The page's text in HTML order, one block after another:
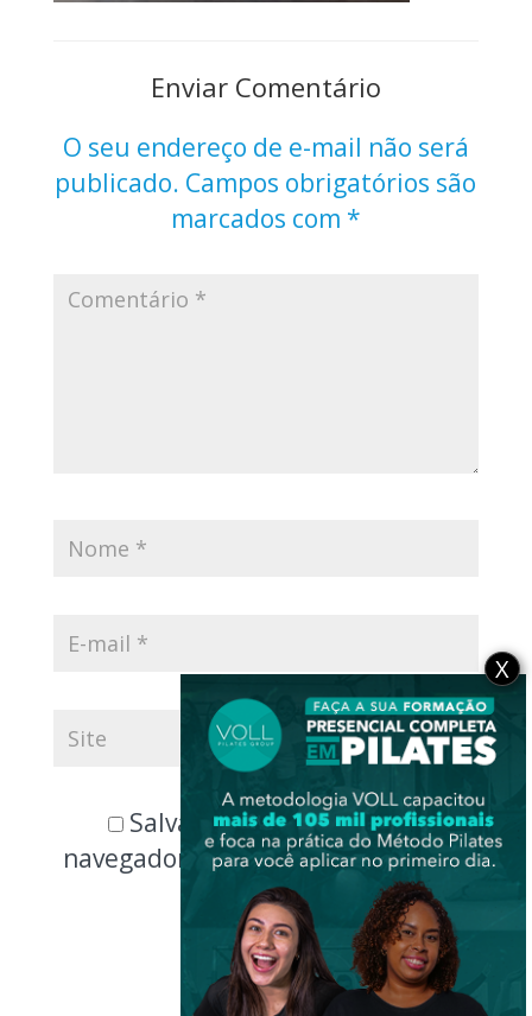
Enviar Comentário
O seu endereço de e-mail não será
publicado. Campos obrigatórios são
marcados com *
Salvar meus dados neste
navegador para a próxima vez que
eu comentar.
X